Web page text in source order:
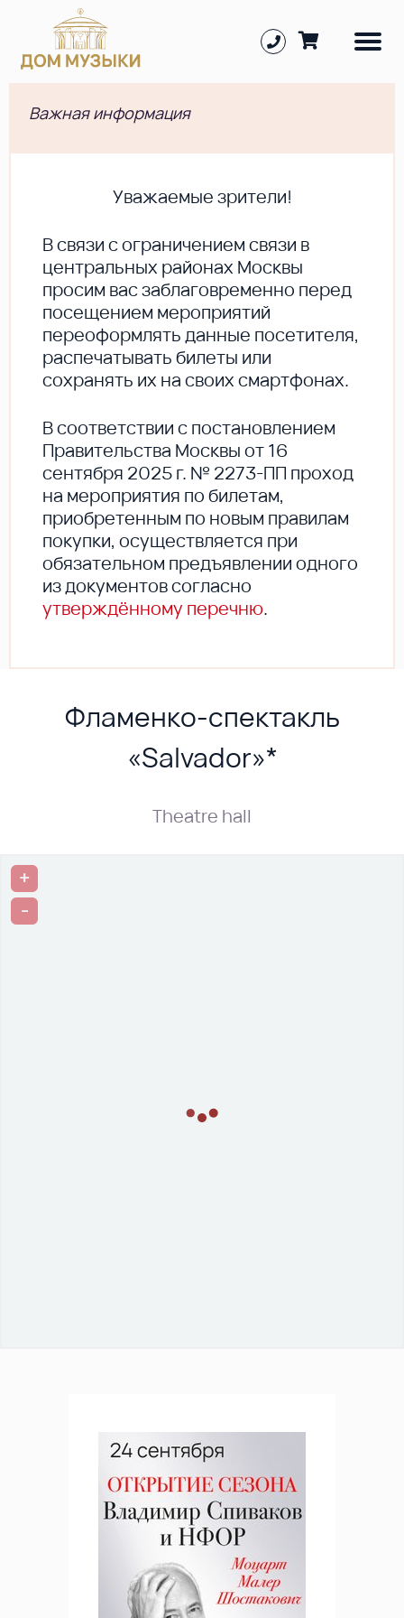
Важная информация
Уважаемые зрители!
В cвязи с ограничением связи в
центральных районах Москвы
просим вас заблаговременно перед
посещением мероприятий
переоформлять данные посетителя,
распечатывать билеты или
сохранять их на своих смартфонах.
В соответствии с постановлением
Правительства Москвы от 16
сентября 2025 г. № 2273-ПП проход
на мероприятия по билетам,
приобретенным по новым правилам
покупки, осуществляется при
обязательном предъявлении одного
из документов согласно
утверждённому перечню.
Фламенко-спектакль
«Salvador»*
Theatre hall
+
-